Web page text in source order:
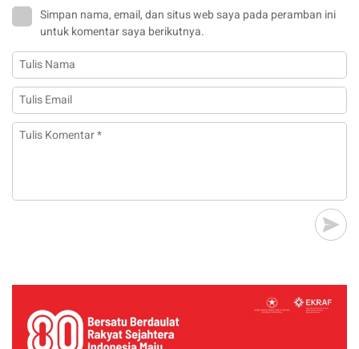
Simpan nama, email, dan situs web saya pada peramban ini
untuk komentar saya berikutnya.